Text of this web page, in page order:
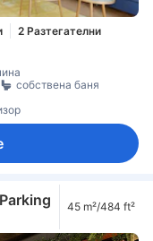
2 Разтегателни
собствена баня
45 m²/484 ft²